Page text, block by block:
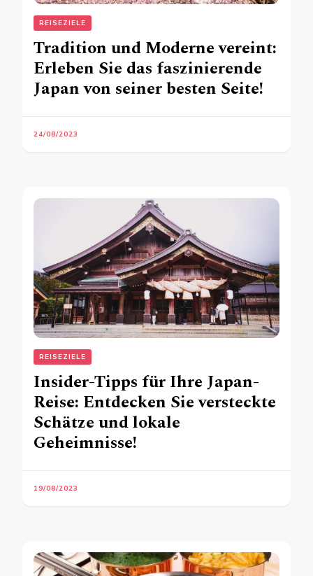
REISEZIELE
Tradition und Moderne vereint:
Erleben Sie das faszinierende
Japan von seiner besten Seite!
24/08/2023
REISEZIELE
Insider-Tipps für Ihre Japan-
Reise: Entdecken Sie versteckte
Schätze und lokale
Geheimnisse!
19/08/2023